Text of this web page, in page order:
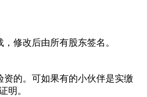
修改后由所有股东签名。
的。可如果有的小伙伴是实缴
明。